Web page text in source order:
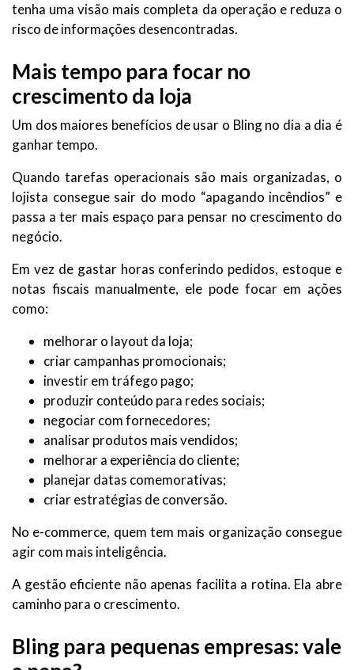
tenha uma visão mais completa da operação e reduza o
risco de informações desencontradas.
Mais tempo para focar no
crescimento da loja
Um dos maiores benefícios de usar o Bling no dia a dia é
ganhar tempo.
Quando tarefas operacionais são mais organizadas, o
lojista consegue sair do modo “apagando incêndios” e
passa a ter mais espaço para pensar no crescimento do
negócio.
Em vez de gastar horas conferindo pedidos, estoque e
notas fiscais manualmente, ele pode focar em ações
como:
melhorar o layout da loja;
criar campanhas promocionais;
investir em tráfego pago;
produzir conteúdo para redes sociais;
negociar com fornecedores;
analisar produtos mais vendidos;
melhorar a experiência do cliente;
planejar datas comemorativas;
criar estratégias de conversão.
No e-commerce, quem tem mais organização consegue
agir com mais inteligência.
A gestão eficiente não apenas facilita a rotina. Ela abre
caminho para o crescimento.
Bling para pequenas empresas: vale